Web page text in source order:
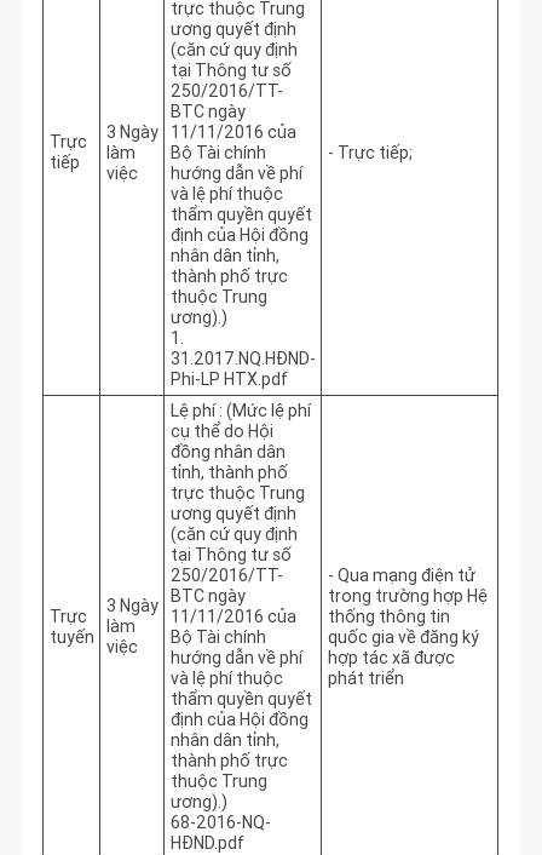
Trực
tiếp
3 Ngày
làm
việc
trực thuộc Trung
ương quyết định
(căn cứ quy định
tại Thông tư số
250/2016/TT-
BTC ngày
11/11/2016 của
Bộ Tài chính
hướng dẫn về phí
và lệ phí thuộc
thẩm quyền quyết
định của Hội đồng
nhân dân tỉnh,
thành phố trực
thuộc Trung
ương).)
1.
31.2017.NQ.HĐND-
Phi-LP HTX.pdf
- Trực tiếp;
Trực
tuyến
3 Ngày
làm
việc
Lệ phí : (Mức lệ phí
cụ thể do Hội
đồng nhân dân
tỉnh, thành phố
trực thuộc Trung
ương quyết định
(căn cứ quy định
tại Thông tư số
250/2016/TT-
BTC ngày
11/11/2016 của
Bộ Tài chính
hướng dẫn về phí
và lệ phí thuộc
thẩm quyền quyết
định của Hội đồng
nhân dân tỉnh,
thành phố trực
thuộc Trung
ương).)
68-2016-NQ-
HĐND.pdf
- Qua mạng điện tử
trong trường hợp Hệ
thống thông tin
quốc gia về đăng ký
hợp tác xã được
phát triển